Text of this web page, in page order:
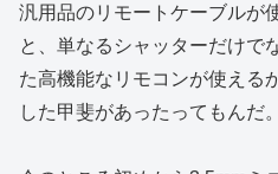
汎用品のリモートケーブルが
と、単なるシャッターだけで
た高機能なリモコンが使える
した甲斐があったってもんだ。